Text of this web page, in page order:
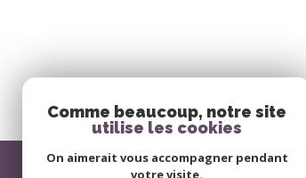
Comme beaucoup, notre site
utilise les cookies
On aimerait vous accompagner pendant
votre visite.